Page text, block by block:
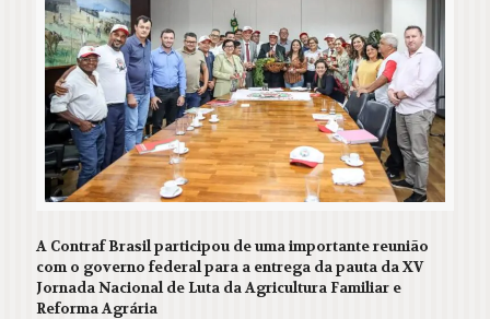
A Contraf Brasil participou de uma importante reunião
com o governo federal para a entrega da pauta da XV
Jornada Nacional de Luta da Agricultura Familiar e
Reforma Agrária